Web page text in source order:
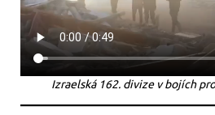
Izraelská 162. divize v bojích